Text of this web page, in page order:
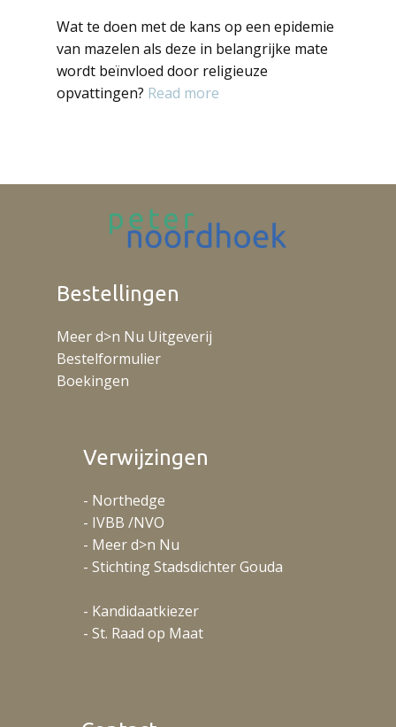
Wat te doen met de kans op een epidemie
van mazelen als deze in belangrijke mate
wordt beïnvloed door religieuze
opvattingen? Read more
Bestellingen
Meer d>n Nu Uitgeverij
Bestelformulier
Boekingen
Verwijzingen
- Northedge
- IVBB /NVO
- Meer d>n Nu
- Stichting Stadsdichter Gouda
- Kandidaatkiezer
- St. Raad op Maat